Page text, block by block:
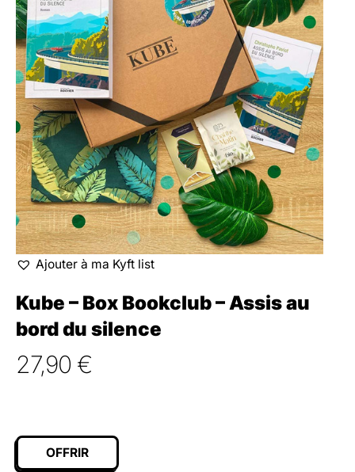
Ajouter à ma Kyft list
Kube – Box Bookclub – Assis au
bord du silence
27,90 €
OFFRIR